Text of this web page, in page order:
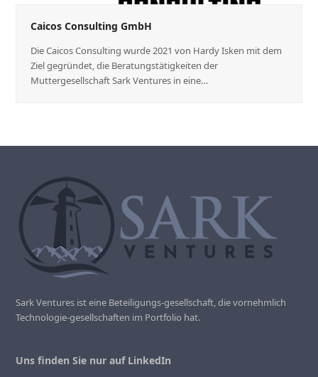
Caicos Consulting GmbH
Die Caicos Consulting wurde 2021 von Hardy Isken mit dem
Ziel gegründet, die Beratungstätigkeiten der
Muttergesellschaft Sark Ventures in eine…
Sark Ventures ist eine Beteiligungs-gesellschaft, die vornehmlich
Technologie-gesellschaften im Portfolio hat.
Uns finden Sie nur auf LinkedIn